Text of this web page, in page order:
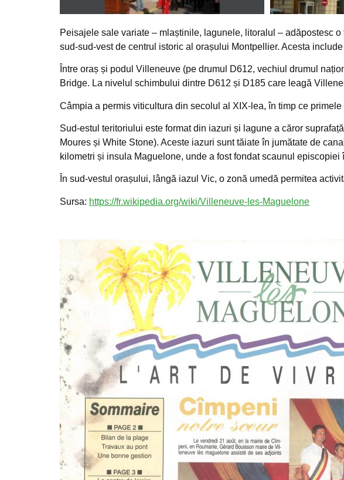
Peisajele sale variate – mlaștinile, lagunele, litoralul – adăpostesc
sud-sud-vest de centrul istoric al orașului Montpellier. Acesta
Între oraș și podul Villeneuve (pe drumul D612, vechiul drumul
Bridge. La nivelul schimbului dintre D612 și D185 care leagă
Câmpia a permis viticultura din secolul al XIX-lea, în timp ce
Sud-estul teritoriului este format din iazuri și lagune a căror
Moures și White Stone). Aceste iazuri sunt tăiate în jumătate de
kilometri și insula Maguelone, unde a fost fondat scaunul episcopiei
În sud-vestul orașului, lângă iazul Vic, o zonă umedă permitea
Sursa: https://fr.wikipedia.org/wiki/Villeneuve-les-Maguelone